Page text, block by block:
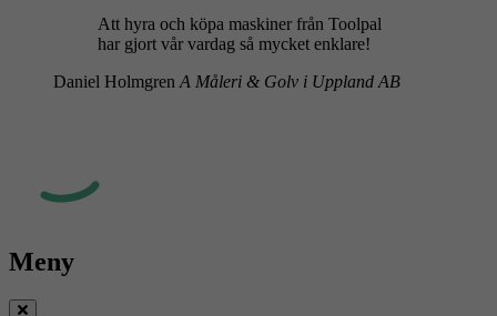
Att hyra och köpa maskiner från Toolpal
har gjort vår vardag så mycket enklare!
Daniel Holmgren A Måleri & Golv i Uppland AB
Meny